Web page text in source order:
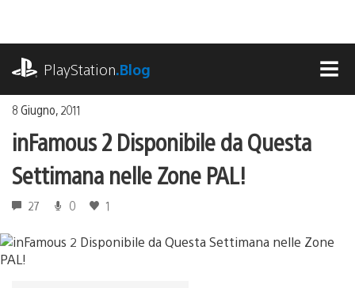
contenuto
PlayStation.Blog
8 Giugno, 2011
inFamous 2 Disponibile da Questa
Settimana nelle Zone PAL!
27 0 1